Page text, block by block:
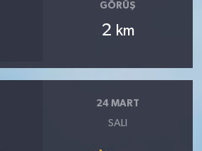
GÖRÜŞ
2 km
24 MART
SALI